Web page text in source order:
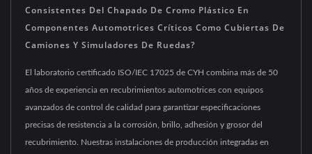
Consistentes Del Chapado De Cromo Plástico En
Componentes Automotrices Críticos Como Cubiertas De
Camiones Y Simuladores De Ruedas?
El laboratorio certificado ISO/IEC 17025 de CYH combina más de 50
años de experiencia en recubrimientos automotrices con equipos
avanzados de control de calidad para garantizar especificaciones
precisas de resistencia a la corrosión, brillo, adhesión y grosor del
recubrimiento. Nuestras instalaciones de producción integradas en